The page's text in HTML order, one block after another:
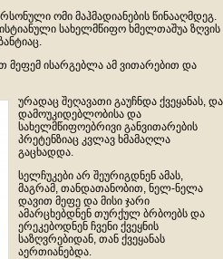
ომი მაჰმადიანების წინააღმდეგ.
სახელმწიფო ხმელთაშუა ზღვის
მეფემ ისარგებლა ამ ვითარებით და
ურადაც შეღავათი გაუჩნდა ქვეყანას, და
დამოუკიდებლობისა და
სახელმწიფოებრივი განვითარების
პრეტენზიაც კვლავ ხმამაღლა
გაცხადდა.
სელჩუკები არ შეურიგდნენ ამას,
მაგრამ, თანდათანობით, ნელ-ნელა
დავით მეფე და მისი ჯარი
ამარცხებდნენ თურქულ ბრბოებს და
ერეკებოდნენ ჩვენი ქვეყნის
საზღვრებიდან, თან ქვეყანას
აერთიანებდა.